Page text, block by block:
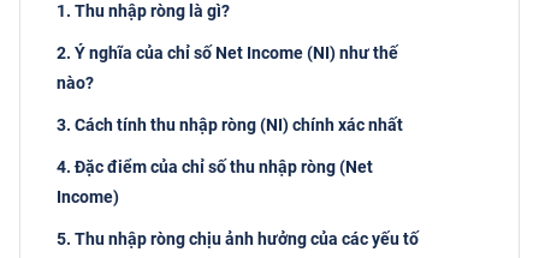
1. Thu nhập ròng là gì?
2. Ý nghĩa của chỉ số Net Income (NI) như thế
nào?
3. Cách tính thu nhập ròng (NI) chính xác nhất
4. Đặc điểm của chỉ số thu nhập ròng (Net
Income)
5. Thu nhập ròng chịu ảnh hưởng của các yếu tố